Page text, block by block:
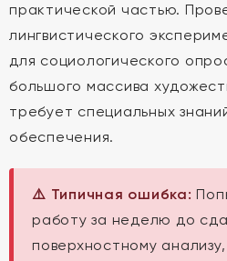
практической частью.
лингвистического
для социологического
большого массива
требует специальных
обеспечения.
⚠️ Типичная ошибка:
работу за неделю до
поверхностному